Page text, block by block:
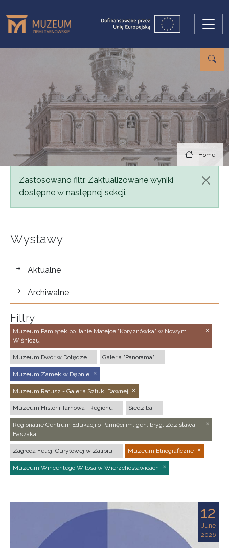
Home
Status message
Zastosowano filtr. Zaktualizowane wyniki
dostępne w następnej sekcji.
Wystawy
wystawy
Aktualne
Archiwalne
Filtry
Muzeum Pamiątek po Janie Matejce "Koryznówka" w Nowym
Wiśniczu
Muzeum Dwór w Dołędze Galeria "Panorama"
Muzeum Zamek w Dębnie
Muzeum Ratusz - Galeria Sztuki Dawnej
Muzeum Historii Tarnowa i Regionu Siedziba
Regionalne Centrum Edukacji o Pamięci im. gen. bryg. Zdzisława
Baszaka
Zagroda Felicji Curyłowej w Zalipiu Muzeum Etnograficzne
Muzeum Wincentego Witosa w Wierzchosławicach
12
June
2026